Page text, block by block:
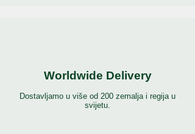
Worldwide Delivery
Dostavljamo u više od 200 zemalja i regija u
svijetu.